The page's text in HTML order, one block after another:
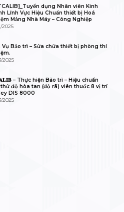
dụng Nhân viên Kinh
Lĩnh Vực Hiệu Chuẩn thiết bị Hoá
Mảng Nhà Máy – Công Nghiệp
2025
Vụ Bảo trì – Sửa chữa thiết bị phòng thí
2025
– Thực hiện Bảo trì – Hiệu chuẩn
thử độ hòa tan (độ rã) viên thuốc 8 vị trí
DIS 8000
2025